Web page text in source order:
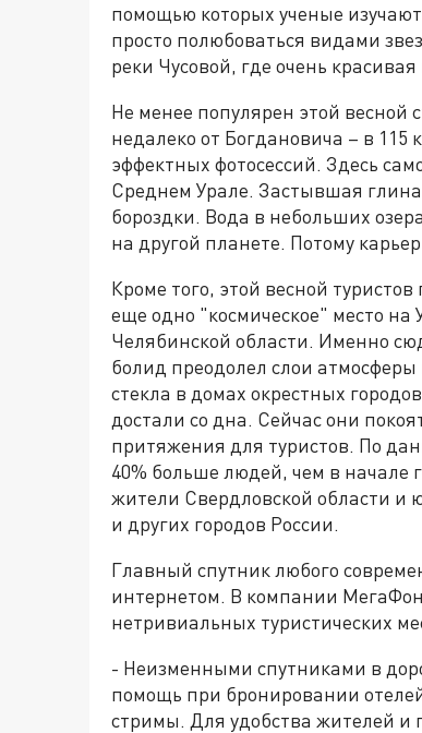
помощью которых ученые
просто полюбоваться видами
реки Чусовой, где очень
Не менее популярен этой
недалеко от Богдановича – в 115
эффектных фотосессий. Здесь
Среднем Урале. Застывшая
бороздки. Вода в небольших
на другой планете. Потому
Кроме того, этой весной
еще одно "космическое" место на
Челябинской области. Именно
болид преодолел слои
стекла в домах окрестных
достали со дна. Сейчас они
притяжения для туристов. По
40% больше людей, чем в начале
жители Свердловской области
и других городов России.
Главный спутник любого
интернетом. В компании МегаФон
нетривиальных туристических
- Неизменными спутниками в
помощь при бронировании
стримы. Для удобства жителей и